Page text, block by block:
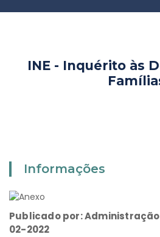
INE - Inquérito às
Informações
Publicado por:
02-2022